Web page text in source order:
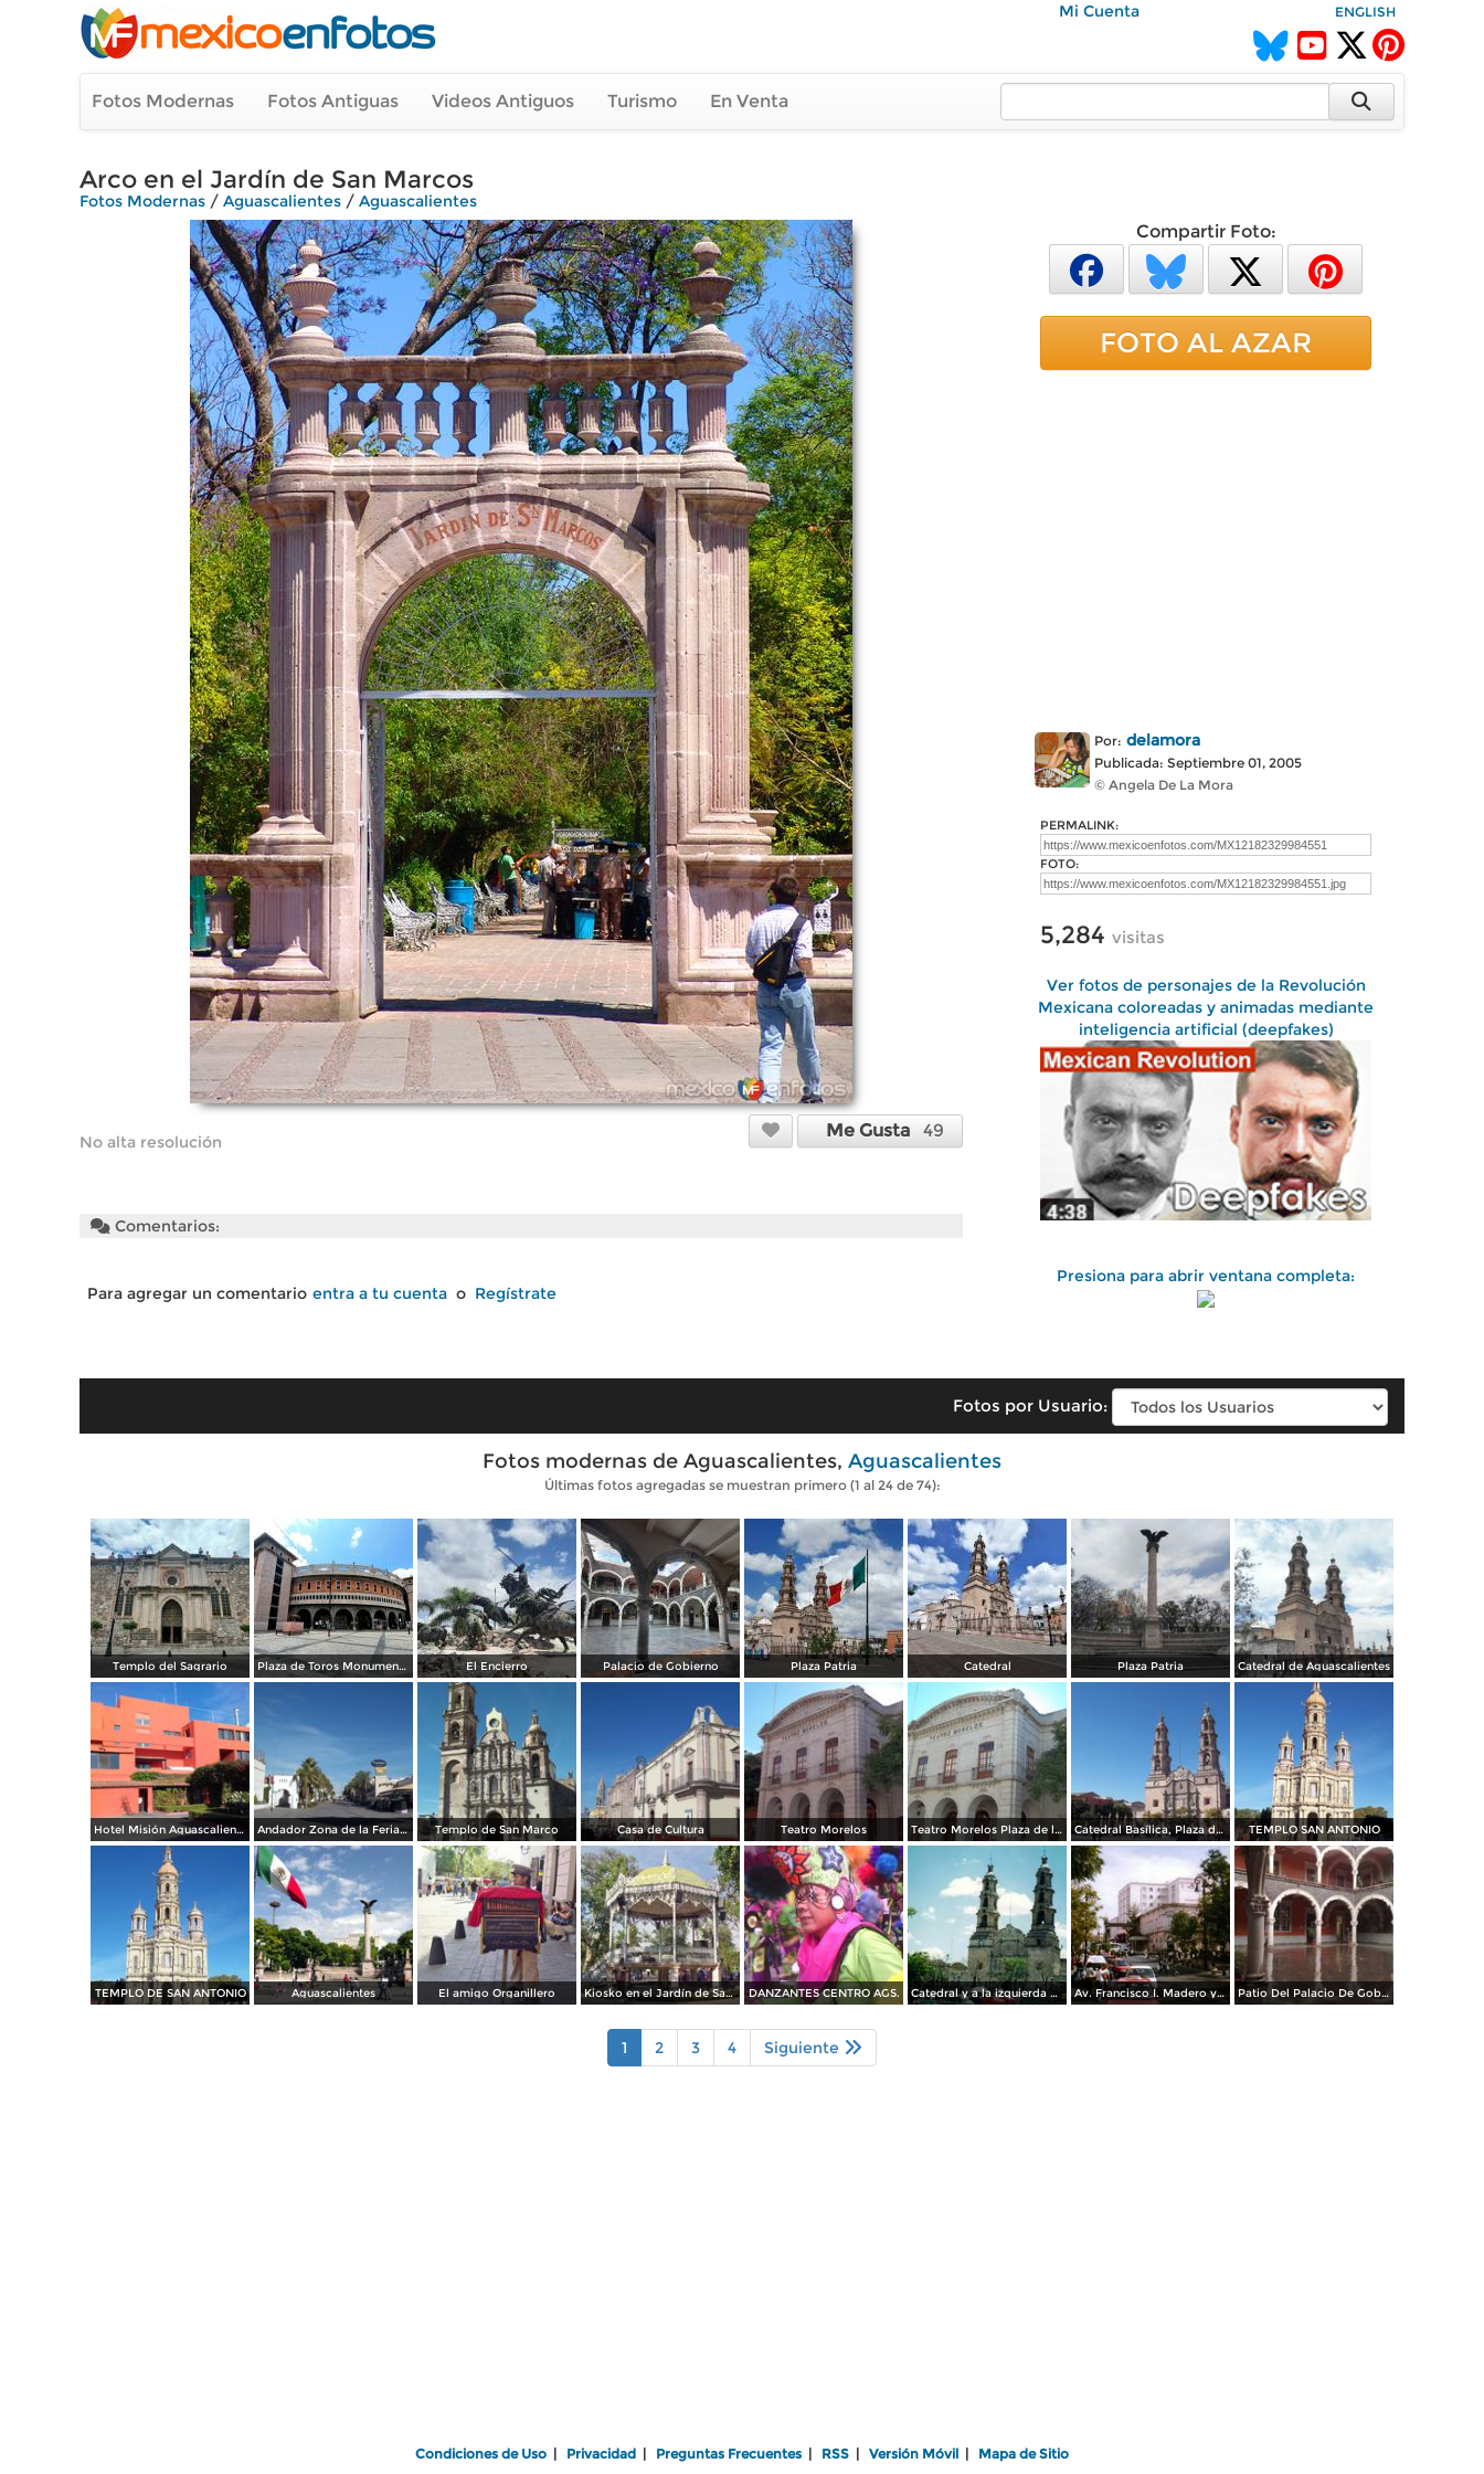
Mi Cuenta ENGLISH
Fotos Modernas Fotos Antiguas Videos Antiguos Turismo En Venta
Arco en el Jardín de San Marcos
Fotos Modernas / Aguascalientes / Aguascalientes
No alta resolución
Me Gusta 49
Comentarios:
Para agregar un comentario entra a tu cuenta o Regístrate
Compartir Foto:
FOTO AL AZAR
Por: delamora
Publicada: Septiembre 01, 2005
© Angela De La Mora
PERMALINK:
FOTO:
5,284 visitas
Ver fotos de personajes de la Revolución
Mexicana coloreadas y animadas mediante
inteligencia artificial (deepfakes)
Presiona para abrir ventana completa:
Fotos por Usuario:
Fotos modernas de Aguascalientes, Aguascalientes
Últimas fotos agregadas se muestran primero (1 al 24 de 74):
Templo del Sagrario Plaza de Toros Monumental El Encierro Palacio de Gobierno Plaza Patria Catedral Plaza Patria Catedral de Aguascalientes
Hotel Misión Aguascalientes Sur. Abril/2017 Andador Zona de la Feria de San Marcos Aguascalientes Templo de San Marco Casa de Cultura Teatro Morelos Teatro Morelos Plaza de la Soberana Convención Revolucionaria Catedral Basílica, Plaza de la Patria. TEMPLO SAN ANTONIO
TEMPLO DE SAN ANTONIO Aguascalientes El amigo Organillero Kiosko en el Jardín de San Marcos DANZANTES CENTRO AGS. Catedral y a la izquierda el teatro Morelos. Aguascalientes, Aguascalientes. 2002 Av. Francisco I. Madero y Hotel Francia. Aguascalientes, Aguascalientes Patio Del Palacio De Gobierno
1 2 3 4 Siguiente
Condiciones de Uso Privacidad Preguntas Frecuentes RSS Versión Móvil Mapa de Sitio